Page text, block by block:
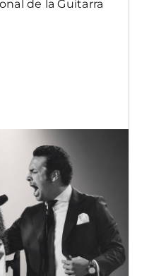
de la Guitarra